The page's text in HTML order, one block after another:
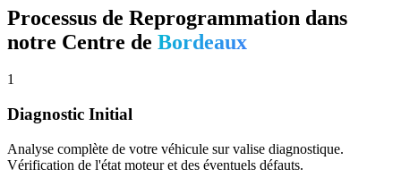
Processus de Reprogrammation dans
notre Centre de Bordeaux
1
Diagnostic Initial
Analyse complète de votre véhicule sur valise diagnostique.
Vérification de l'état moteur et des éventuels défauts.